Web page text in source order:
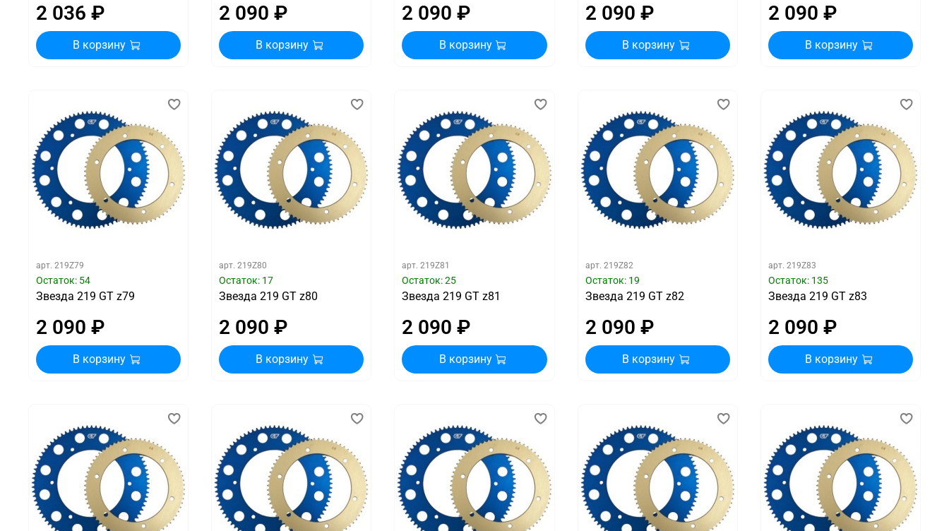
2 036 ₽
В корзину
2 090 ₽
В корзину
2 090 ₽
В корзину
2 090 ₽
В корзину
2 090 ₽
В корзину
арт. 219Z79
Остаток: 54
Звезда 219 GT z79
2 090 ₽
В корзину
арт.219Z80
Остаток: 17
Звезда 219 GT z80
2 090 ₽
В корзину
арт.219Z81
Остаток: 25
Звезда 219 GT z81
2 090 ₽
В корзину
арт. 219Z82
Остаток: 19
Звезда 219 GT z82
2 090 ₽
В корзину
арт. 219Z83
Остаток: 135
Звезда 219 GT z83
2 090 ₽
В корзину